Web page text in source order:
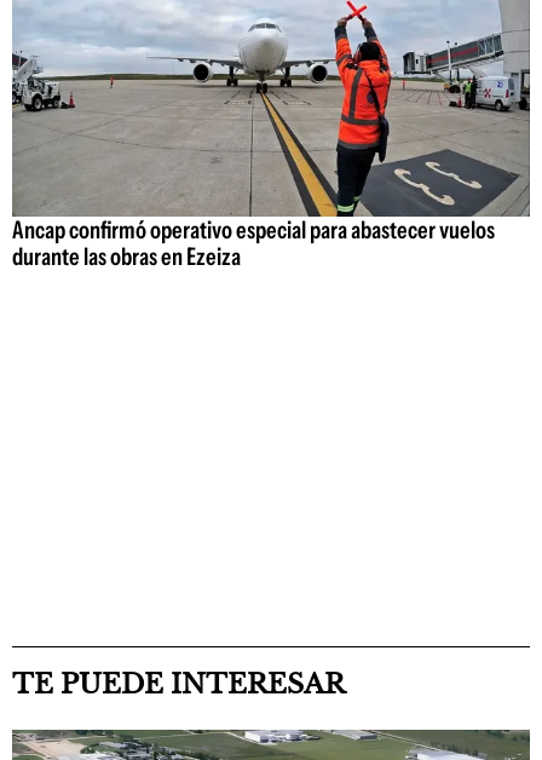
Ancap confirmó operativo especial para abastecer vuelos
durante las obras en Ezeiza
TE PUEDE INTERESAR